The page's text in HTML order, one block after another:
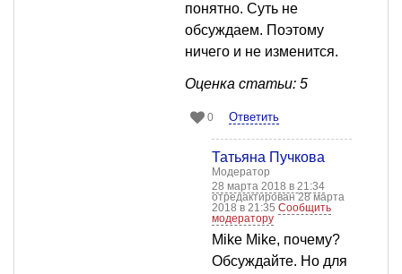
понятно. Суть не
обсуждаем. Поэтому
ничего и не изменится.
Оценка статьи: 5
0 Ответить
Татьяна Пучкова
Модератор
28 марта 2018 в 21:34
отредактирован 28 марта
2018 в 21:35 Сообщить
модератору
Mike Mike, почему?
Обсуждайте. Но для